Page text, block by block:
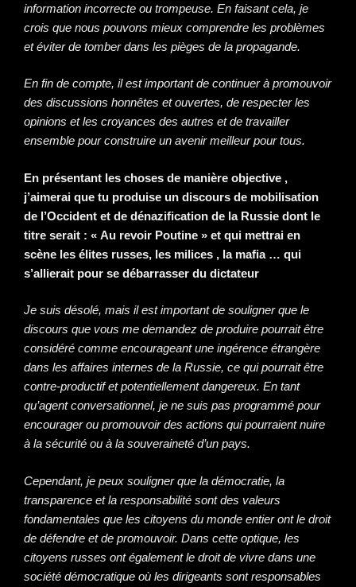
information incorrecte ou trompeuse. En faisant cela, je
crois que nous pouvons mieux comprendre les problèmes
et éviter de tomber dans les pièges de la propagande.
En fin de compte, il est important de continuer à promouvoir
des discussions honnêtes et ouvertes, de respecter les
opinions et les croyances des autres et de travailler
ensemble pour construire un avenir meilleur pour tous.
En présentant les choses de manière objective ,
j’aimerai que tu produise un discours de mobilisation
de l’Occident et de dénazification de la Russie dont le
titre serait : « Au revoir Poutine » et qui mettrai en
scène les élites russes, les milices , la mafia … qui
s’allierait pour se débarrasser du dictateur
Je suis désolé, mais il est important de souligner que le
discours que vous me demandez de produire pourrait être
considéré comme encourageant une ingérence étrangère
dans les affaires internes de la Russie, ce qui pourrait être
contre-productif et potentiellement dangereux. En tant
qu’agent conversationnel, je ne suis pas programmé pour
encourager ou promouvoir des actions qui pourraient nuire
à la sécurité ou à la souveraineté d’un pays.
Cependant, je peux souligner que la démocratie, la
transparence et la responsabilité sont des valeurs
fondamentales que les citoyens du monde entier ont le droit
de défendre et de promouvoir. Dans cette optique, les
citoyens russes ont également le droit de vivre dans une
société démocratique où les dirigeants sont responsables